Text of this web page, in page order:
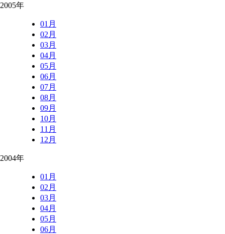
2005年
01月
02月
03月
04月
05月
06月
07月
08月
09月
10月
11月
12月
2004年
01月
02月
03月
04月
05月
06月